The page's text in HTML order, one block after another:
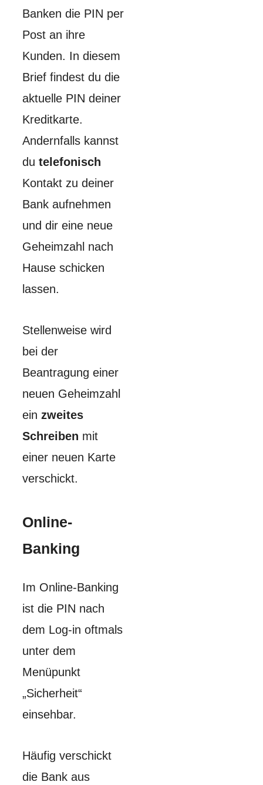
Banken die PIN per
Post an ihre
Kunden. In diesem
Brief findest du die
aktuelle PIN deiner
Kreditkarte.
Andernfalls kannst
du telefonisch
Kontakt zu deiner
Bank aufnehmen
und dir eine neue
Geheimzahl nach
Hause schicken
lassen.
Stellenweise wird
bei der
Beantragung einer
neuen Geheimzahl
ein zweites
Schreiben mit
einer neuen Karte
verschickt.
Online-
Banking
Im Online-Banking
ist die PIN nach
dem Log-in oftmals
unter dem
Menüpunkt
„Sicherheit“
einsehbar.
Häufig verschickt
die Bank aus